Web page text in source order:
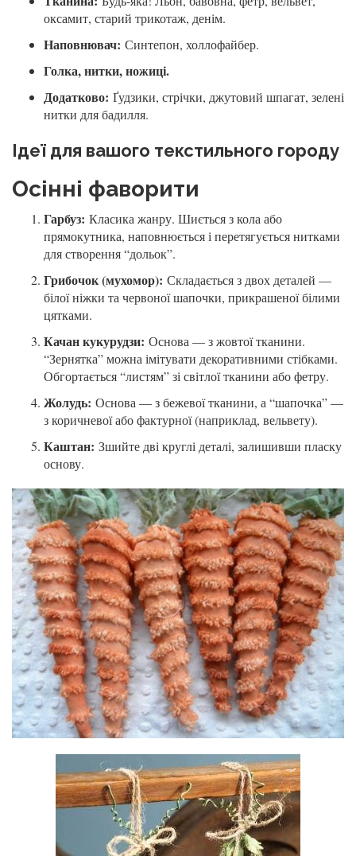
оксамит, старий трикотаж, денім.
Наповнювач: Синтепон, холлофайбер.
Голка, нитки, ножиці.
Додатково: Ґудзики, стрічки, джутовий шпагат, зелені
нитки для бадилля.
Ідеї для вашого текстильного городу
Осінні фаворити
Гарбуз: Класика жанру. Шиється з кола або
прямокутника, наповнюється і перетягується нитками
для створення “дольок”.
Грибочок (мухомор): Складається з двох деталей —
білої ніжки та червоної шапочки, прикрашеної білими
цятками.
Качан кукурудзи: Основа — з жовтої тканини.
“Зернятка” можна імітувати декоративними стібками.
Обгортається “листям” зі світлої тканини або фетру.
Жолудь: Основа — з бежевої тканини, а “шапочка” —
з коричневої або фактурної (наприклад, вельвету).
Каштан: Зшийте дві круглі деталі, залишивши пласку
основу.